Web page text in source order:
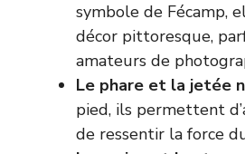
symbole de Fécamp,
décor pittoresque,
amateurs de
Le phare et la jetée
pied, ils permettent
de ressentir la force